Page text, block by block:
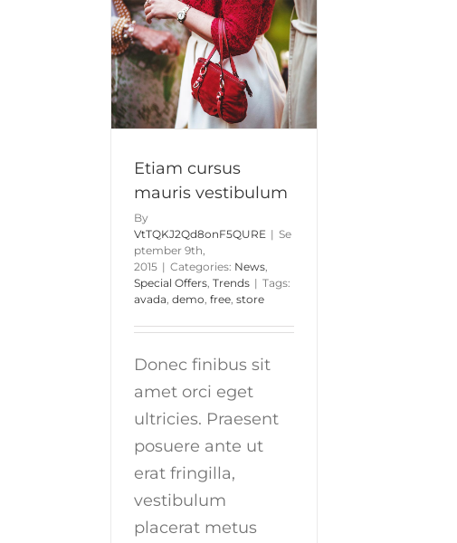
nibh
Etiam cursus
mauris vestibulum
By
VtTQKJ2Qd8onF5QURE | Se
ptember 9th,
2015 | Categories: News
Special Offers Trends | Tags:
avada demo free store
Donec finibus sit
amet orci eget
ultricies. Praesent
posuere ante ut
erat fringilla,
vestibulum
placerat metus